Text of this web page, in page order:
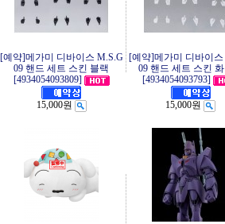
[예약]메가미 디바이스 M.S.G
09 핸드 세트 스킨 블랙
[4934054093809]
15,000원
[예약]메가미 디바이스
09 핸드 세트 스킨
[4934054093793]
15,000원